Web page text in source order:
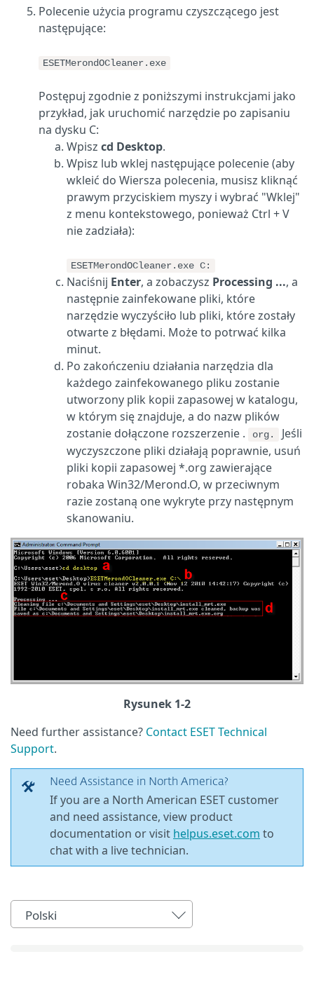
Polecenie użycia programu czyszczącego jest
następujące:
ESETMerondOCleaner.exe
Postępuj zgodnie z poniższymi instrukcjami jako
przykład, jak uruchomić narzędzie po zapisaniu
na dysku C:
Wpisz cd Desktop.
Wpisz lub wklej następujące polecenie (aby
wkleić do Wiersza polecenia, musisz kliknąć
prawym przyciskiem myszy i wybrać "Wklej"
z menu kontekstowego, ponieważ Ctrl + V
nie zadziała):
ESETMerondOCleaner.exe C:
Naciśnij Enter, a zobaczysz Processing ..., a
następnie zainfekowane pliki, które
narzędzie wyczyściło lub pliki, które zostały
otwarte z błędami. Może to potrwać kilka
minut.
Po zakończeniu działania narzędzia dla
każdego zainfekowanego pliku zostanie
utworzony plik kopii zapasowej w katalogu,
w którym się znajduje, a do nazw plików
zostanie dołączone rozszerzenie .
org.
Jeśli
wyczyszczone pliki działają poprawnie, usuń
pliki kopii zapasowej *.org zawierające
robaka Win32/Merond.O, w przeciwnym
razie zostaną one wykryte przy następnym
skanowaniu.
Rysunek 1-2
Need further assistance? Contact ESET Technical
Support.
Need Assistance in North America?
If you are a North American ESET customer
and need assistance, view product
documentation or visit helpus.eset.com to
chat with a live technician.
Polski